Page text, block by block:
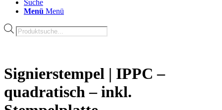
Suche
Menü Menü
Products
search
Signierstempel | IPPC –
quadratisch – inkl.